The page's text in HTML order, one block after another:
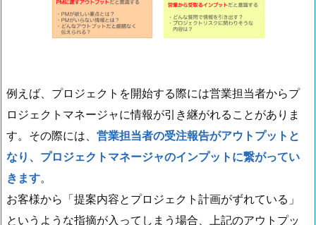
例えば、プロジェクトを開始する際には営業担当者からプ
ロジェクトマネージャに情報が引き継がれることがありま
す。その際には、 営業担当者の受注報告がアウトプットと
なり、プロジェクトマネージャのインプットに繋がってい
きます。
お客様から「提案内容とプロジェクト計画がずれている」
というような指摘が入ってしまう場合、上記のアウトプッ